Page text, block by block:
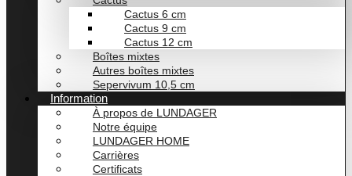
Cactus 6 cm
Cactus 9 cm
Cactus 12 cm
Boîtes mixtes
Autres boîtes mixtes
Sepervivum 10,5 cm
Information
À propos de LUNDAGER
Notre équipe
LUNDAGER HOME
Carrières
Certificats